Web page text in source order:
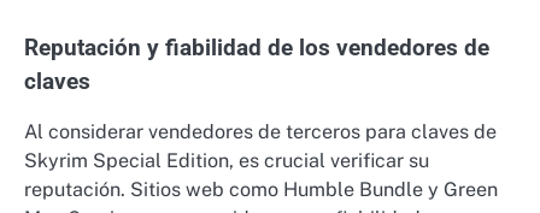
Reputación y fiabilidad de los vendedores de
claves
Al considerar vendedores de terceros para claves de
Skyrim Special Edition, es crucial verificar su
reputación. Sitios web como Humble Bundle y Green